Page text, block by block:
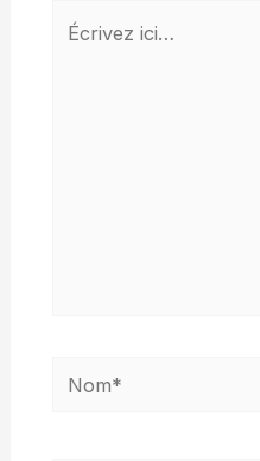
Écrivez
Nom*